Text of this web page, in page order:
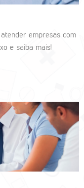
empresas com
e saiba mais!